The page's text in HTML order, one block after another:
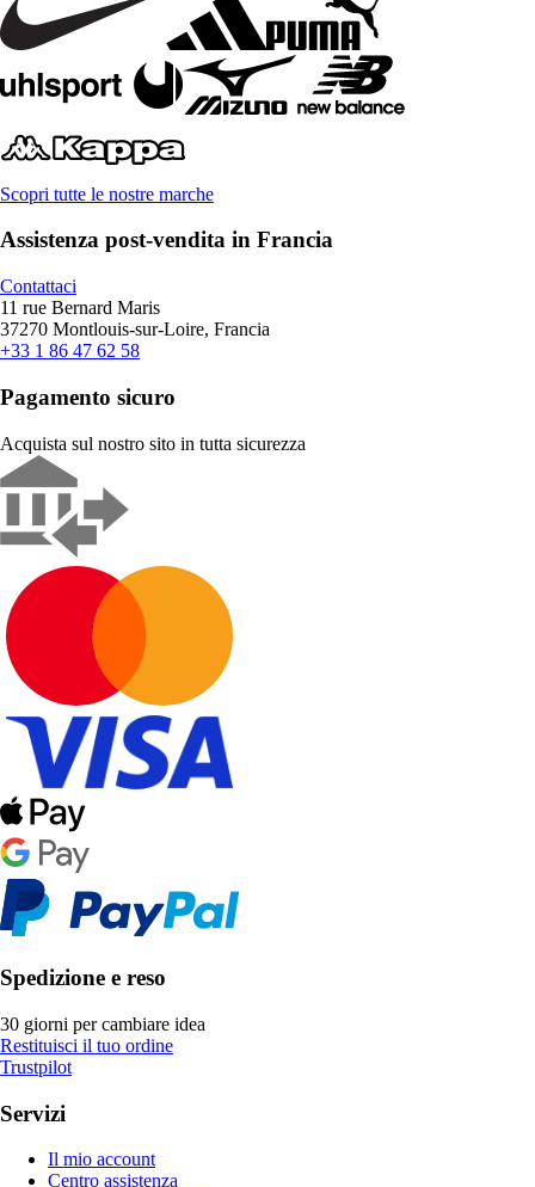
Scopri tutte le nostre marche
Assistenza post-vendita in Francia
Contattaci
11 rue Bernard Maris
37270 Montlouis-sur-Loire, Francia
+33 1 86 47 62 58
Pagamento sicuro
Acquista sul nostro sito in tutta sicurezza
Spedizione e reso
30 giorni per cambiare idea
Restituisci il tuo ordine
Trustpilot
Servizi
Il mio account
Centro assistenza